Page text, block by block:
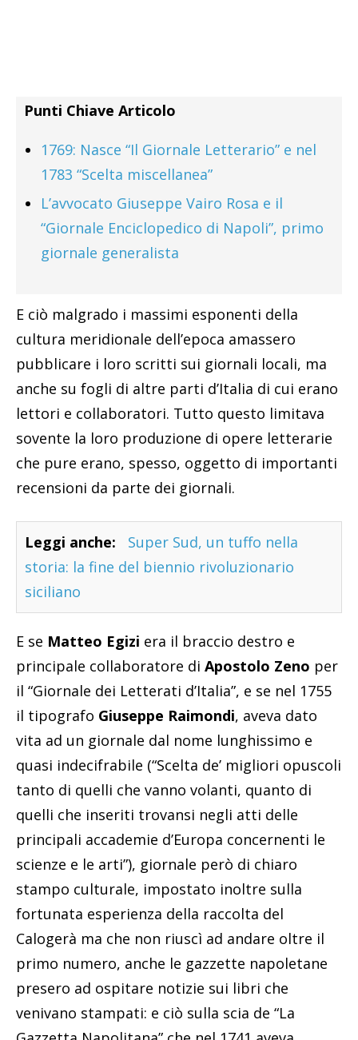
Punti Chiave Articolo
1769: Nasce “Il Giornale Letterario” e nel
1783 “Scelta miscellanea”
L’avvocato Giuseppe Vairo Rosa e il
“Giornale Enciclopedico di Napoli”, primo
giornale generalista
E ciò malgrado i massimi esponenti della
cultura meridionale dell’epoca amassero
pubblicare i loro scritti sui giornali locali, ma
anche su fogli di altre parti d’Italia di cui erano
lettori e collaboratori. Tutto questo limitava
sovente la loro produzione di opere letterarie
che pure erano, spesso, oggetto di importanti
recensioni da parte dei giornali.
Leggi anche:
Super Sud, un tuffo nella
storia: la fine del biennio rivoluzionario
siciliano
E se Matteo Egizi era il braccio destro e
principale collaboratore di Apostolo Zeno per
il “Giornale dei Letterati d’Italia”, e se nel 1755
il tipografo Giuseppe Raimondi, aveva dato
vita ad un giornale dal nome lunghissimo e
quasi indecifrabile (“Scelta de’ migliori opuscoli
tanto di quelli che vanno volanti, quanto di
quelli che inseriti trovansi negli atti delle
principali accademie d’Europa concernenti le
scienze e le arti”), giornale però di chiaro
stampo culturale, impostato inoltre sulla
fortunata esperienza della raccolta del
Calogerà ma che non riuscì ad andare oltre il
primo numero, anche le gazzette napoletane
presero ad ospitare notizie sui libri che
venivano stampati: e ciò sulla scia de “La